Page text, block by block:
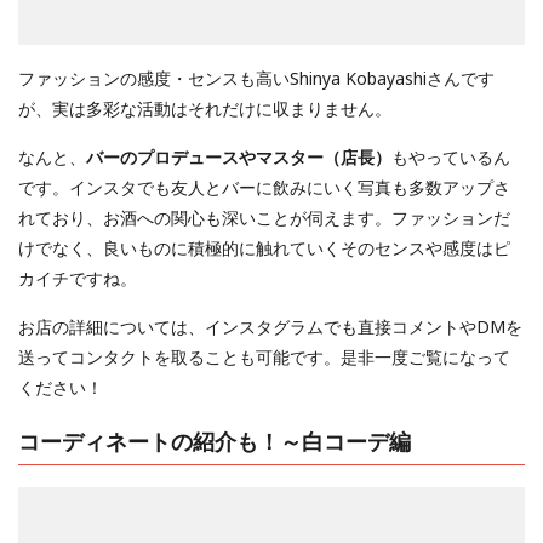
ファッションの感度・センスも高いShinya Kobayashiさんです
が、実は多彩な活動はそれだけに収まりません。
なんと、 バーのプロデュースやマスター（店長） もやっているん
です。インスタでも友人とバーに飲みにいく写真も多数アップさ
れており、お酒への関心も深いことが伺えます。ファッションだ
けでなく、良いものに積極的に触れていくそのセンスや感度はピ
カイチですね。
お店の詳細については、インスタグラムでも直接コメントやDMを
送ってコンタクトを取ることも可能です。是非一度ご覧になって
ください！
コーディネートの紹介も！～白コーデ編